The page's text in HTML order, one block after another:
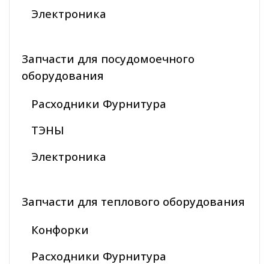
Электроника
Запчасти для посудомоечного
оборудования
Расходники Фурнитура
ТЭНЫ
Электроника
Запчасти для теплового оборудования
Конфорки
Расходники Фурнитура